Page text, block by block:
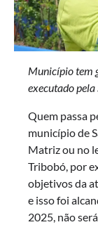
Município tem
executado
Quem passa
município de
Matriz ou no
Tribobó, por
objetivos da
e isso foi
2025, não